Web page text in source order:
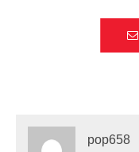
pop658